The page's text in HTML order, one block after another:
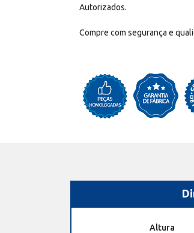
Autorizados.
Compre com segurança e
Altura